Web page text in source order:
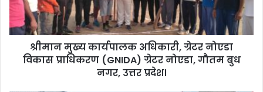
श्रीमान मुख्य कार्यपालक अधिकारी, ग्रेटर नोएडा
विकास प्राधिकरण (GNIDA) ग्रेटर नोएडा, गौतम बुध
नगर, उत्तर प्रदेश।